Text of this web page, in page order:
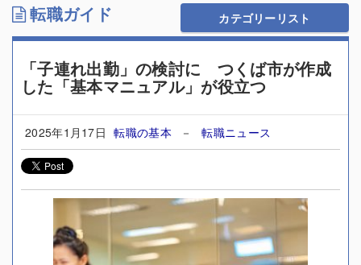
転職ガイド カテゴリーリスト
「子連れ出勤」の検討に つくば市が作成
した「基本マニュアル」が役立つ
2025年1月17日 転職の基本 －転職ニュース